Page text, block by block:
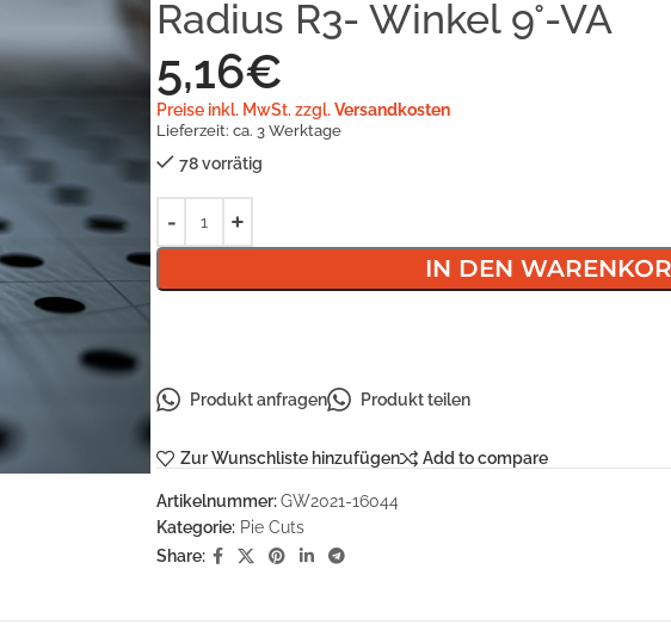
Radius R3- Winkel 9°-VA
5,16€
Preise inkl. MwSt. zzgl. Versandkosten
Lieferzeit: ca. 3 Werktage
78 vorrätig
IN DEN
Produkt anfragen Produkt teilen
Zur Wunschliste hinzufügen Add to compare
Artikelnummer:GW2021-16044
Kategorie: Pie Cuts
Share: